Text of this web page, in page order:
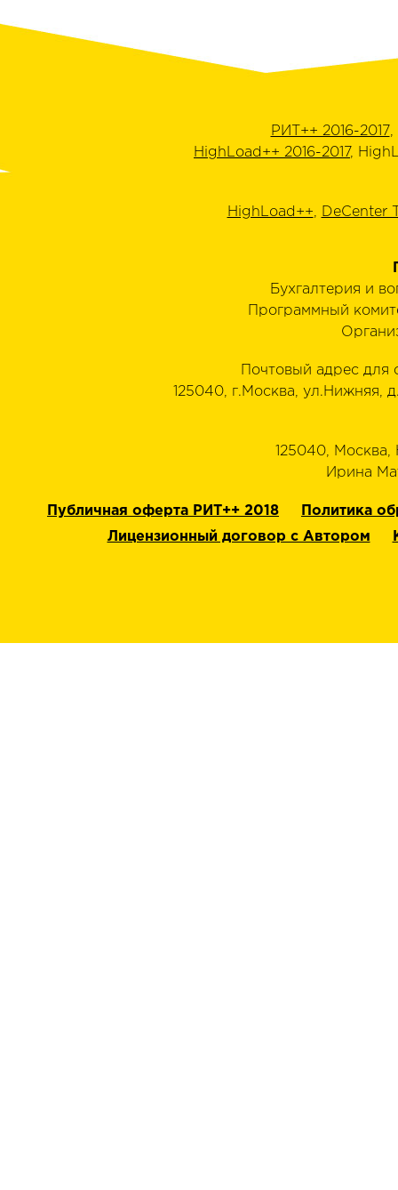
РИТ++ 2016-2017,
HighLoad++ 2016-2017,
HighLoad++, DeCenter
Бухгалтерия и
Программный
Почтовый адрес для
125040, г.Москва, ул.Нижняя,
125040,
‭Ирина
Публичная оферта РИТ++ 2018
Политика
Лицензионный договор с Автором